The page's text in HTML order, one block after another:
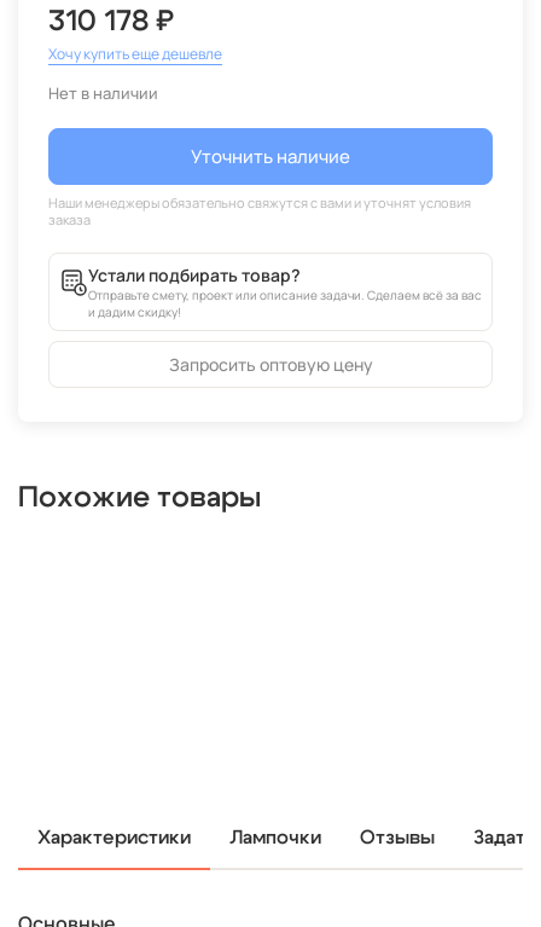
310 178 ₽
Хочу купить еще дешевле
Нет в наличии
Уточнить наличие
Устали подбирать товар?
Отправьте смету, проект или описание задачи. Сделаем всё за вас
и дадим скидку!
Запросить оптовую цену
Похожие товары
Характеристики Лампочки Отзывы